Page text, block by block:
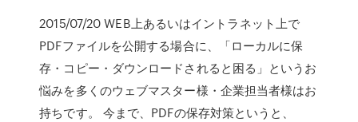
2015/07/20 WEB上あるいはイントラネット上で
PDFファイルを公開する場合に、「ローカルに保
存・コピー・ダウンロードされると困る」というお
悩みを多くのウェブマスター様・企業担当者様はお
持ちです。 今まで、PDFの保存対策というと、